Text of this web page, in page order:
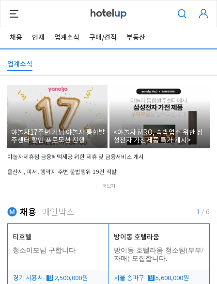
채용 인재 업계소식 구매/견적 부동산
업계소식
야놀자17주년 기념 야놀자 통합발
주센터 할인 프로모션 진행
<야놀자 MRO, 숙박업소 위한 삼
성전자 가전제품 특가 개시>
야놀자제휴점 금융혜택제공 위한 제휴 및 금융서비스 게시
울산시, 피서․행락지 주변 불법행위 19건 적발
더보기
채용 메인박스 1 / 6
티호텔
청소이모님 구합니다
경기 시흥시 월 2,500,000원
방이동 호텔라움
방이동 호텔라움 청소팀(부부/
자매) 모집합니다.
서울 송파구 월 5,600,000원